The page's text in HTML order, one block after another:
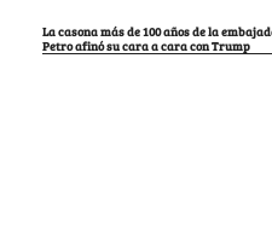
La casona más de 100 años de la
Petro afinó su cara a cara con Trump